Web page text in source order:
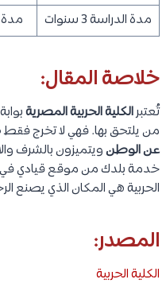
مدة الدراسة 3 سنوات
مدة
خلاصة المقال:
تُعتبرالكلية الحربية المصرية
من يلتحق بها. فهي لا تخرج
عن الوطنويتميزون بالشرف
خدمة بلدك من موقع قيادي
الحربية هي المكان الذي يصنع
المصدر:
الكلية الحربية